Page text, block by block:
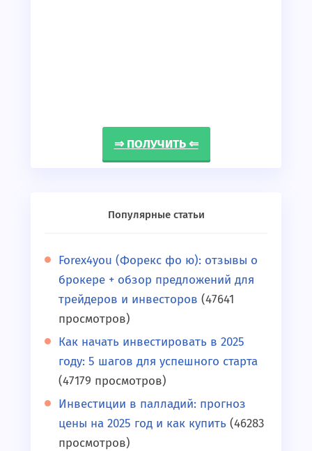
⇒ ПОЛУЧИТЬ ⇐
Популярные статьи
Forex4you (Форекс фо ю): отзывы о
брокере + обзор предложений для
трейдеров и инвесторов (47641
просмотров)
Как начать инвестировать в 2025
году: 5 шагов для успешного старта
(47179 просмотров)
Инвестиции в палладий: прогноз
цены на 2025 год и как купить (46283
просмотров)